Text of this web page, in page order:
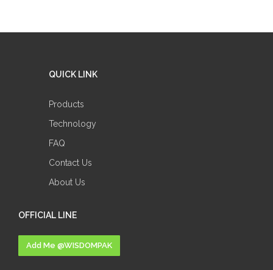
QUICK LINK
Products
Technology
FAQ
Contact Us
About Us
OFFICIAL LINE
Add Me @WISDOMPAK